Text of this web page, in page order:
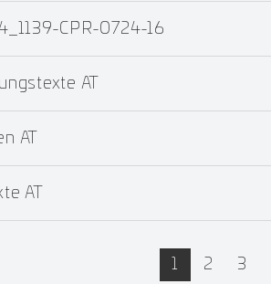
CPR-0724-16
AT
AT
AT
1 active
2 3